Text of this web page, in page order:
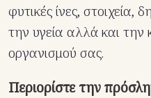
φυτικές ίνες,
την υγεία αλλά και την
οργανισμού σας.
Περιορίστε την